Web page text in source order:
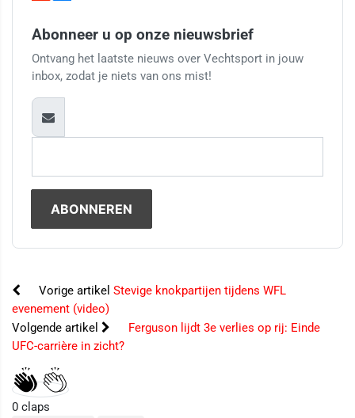
Abonneer u op onze nieuwsbrief
Ontvang het laatste nieuws over Vechtsport in jouw
inbox, zodat je niets van ons mist!
Vorige artikel Stevige knokpartijen tijdens WFL
evenement (video)
Volgende artikel
Ferguson lijdt 3e verlies op rij: Einde
UFC-carrière in zicht?
0 claps